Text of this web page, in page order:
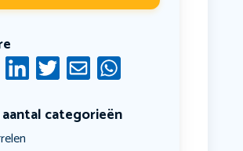
aantal categorieën